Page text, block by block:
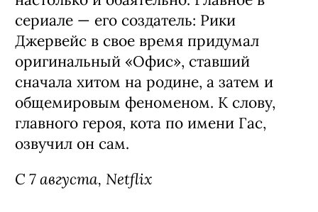
Сериал «Рики Джервейс: Уличные
коты» / Ricky Gervais Alley Cats,
премьера (18+)
Мультипликационная черная комедия